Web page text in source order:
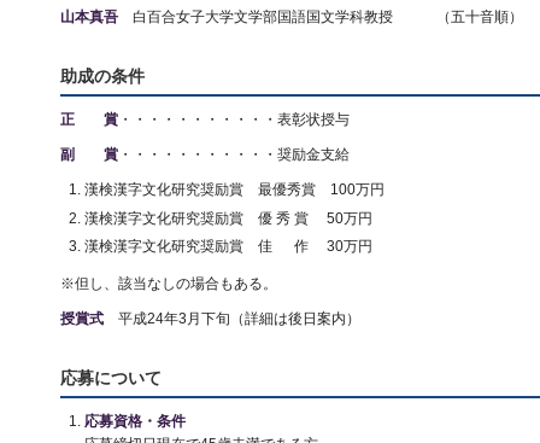
山本真吾 白百合女子大学文学部国語国文学科教授 （五十音順）
助成の条件
正 賞 ・・・・・・・・・・・表彰状授与
副 賞 ・・・・・・・・・・・奨励金支給
漢検漢字文化研究奨励賞 最優秀賞 100万円
漢検漢字文化研究奨励賞 優 秀 賞 50万円
漢検漢字文化研究奨励賞 佳 作 30万円
※但し、該当なしの場合もある。
授賞式 平成24年3月下旬（詳細は後日案内）
応募について
応募資格・条件